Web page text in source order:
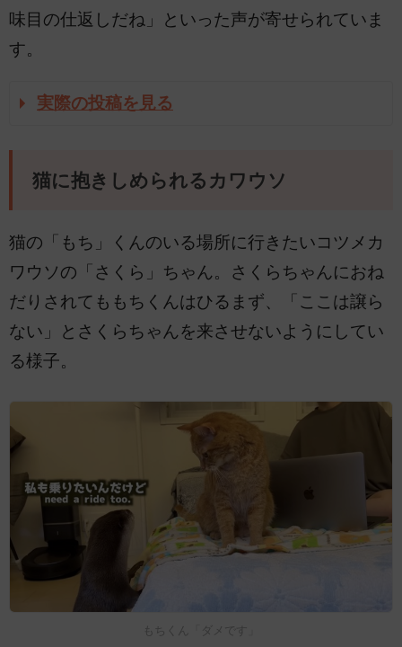
味目の仕返しだね」といった声が寄せられていま
す。
実際の投稿を見る
猫に抱きしめられるカワウソ
猫の「もち」くんのいる場所に行きたいコツメカ
ワウソの「さくら」ちゃん。さくらちゃんにおね
だりされてももちくんはひるまず、「ここは譲ら
ない」とさくらちゃんを来させないようにしてい
る様子。
もちくん「ダメです」